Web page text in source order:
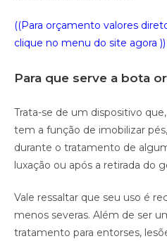
((Para orçamento valores
clique no menu do site agora ))
Para que serve a bota
Trata-se de um dispositivo
tem a função de imobilizar
durante o tratamento de
luxação ou após a retirada do
Vale ressaltar que seu uso é
menos severas. Além de ser
tratamento para entorses,